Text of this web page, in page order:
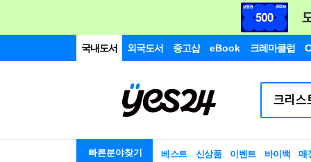
국내도서 외국도서 중고샵 eBook 크레마클럽
빠른분야찾기 베스트 신상품 이벤트 바이백 매